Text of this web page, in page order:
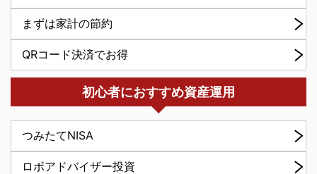
まずは家計の節約
QRコード決済でお得
初心者におすすめ資産運用
つみたてNISA
ロボアドバイザー投資